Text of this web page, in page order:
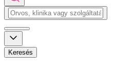
Keresés